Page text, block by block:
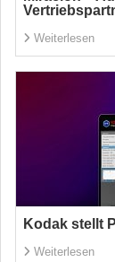
Weiterlesen
Kodak stellt
Weiterlesen